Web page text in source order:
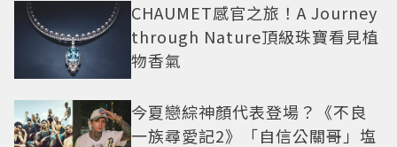
CHAUMET感官之旅！A Journey
through Nature頂級珠寶看見植
物香氣
今夏戀綜神顏代表登場？《不良
一族尋愛記2》「自信公關哥」塩